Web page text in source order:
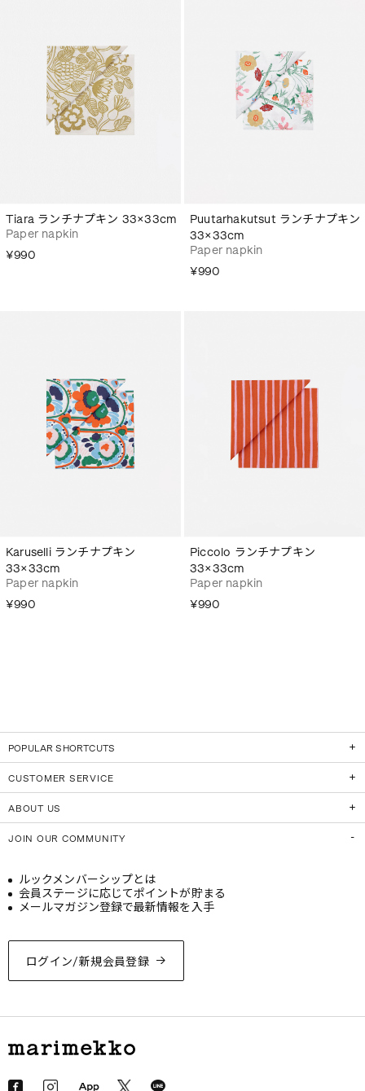
Tiara ランチナプキン 33×33cm
Paper napkin
¥990
Puutarhakutsut ランチナプキン
33×33cm
Paper napkin
¥990
Karuselli ランチナプキン
33×33cm
Paper napkin
¥990
Piccolo ランチナプキン
33×33cm
Paper napkin
¥990
POPULAR SHORTCUTS
CUSTOMER SERVICE
ABOUT US
JOIN OUR COMMUNITY
ログイン/新規会員登録
ルックメンバーシップとは
会員ステージに応じてポイントが貯まる
メールマガジン登録で最新情報を入手